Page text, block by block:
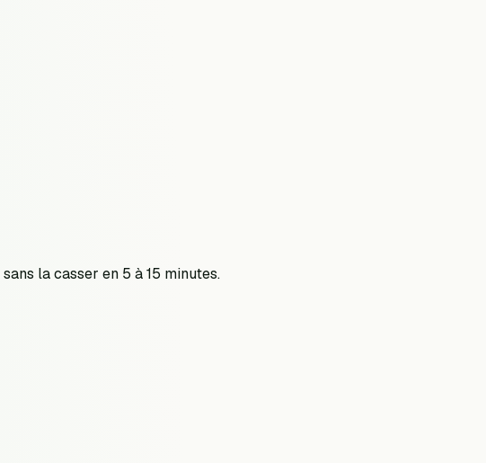
la casser en 5 à 15 minutes.